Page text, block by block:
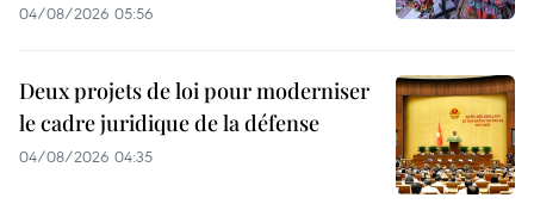
04/08/2026 05:56
Deux projets de loi pour moderniser
le cadre juridique de la défense
04/08/2026 04:35